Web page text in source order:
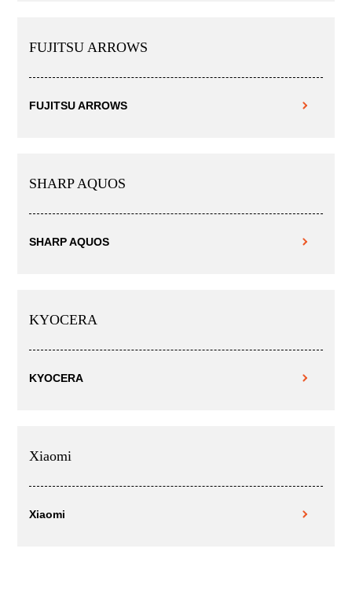
FUJITSU ARROWS
FUJITSU ARROWS
SHARP AQUOS
SHARP AQUOS
KYOCERA
KYOCERA
Xiaomi
Xiaomi